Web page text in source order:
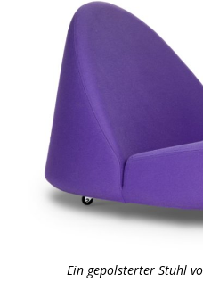
Ein gepolsterter Stuhl